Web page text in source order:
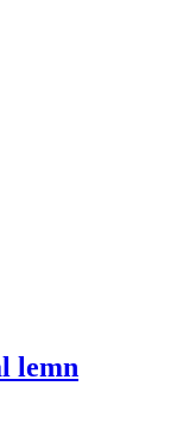
lemn